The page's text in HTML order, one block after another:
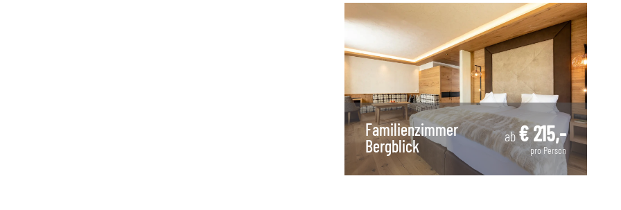
Familienzimmer
Bergblick
ab € 215,-
pro Person